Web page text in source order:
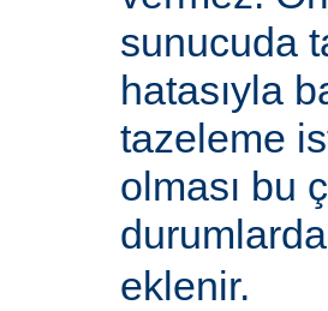
sunucuda
hatasıyla
tazeleme
olması bu
eklenir.